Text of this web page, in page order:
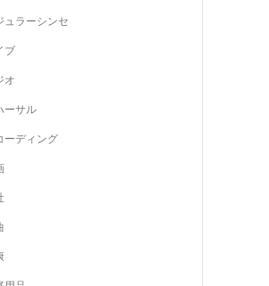
ュラーシンセ
ブ
オ
ーサル
ーディング